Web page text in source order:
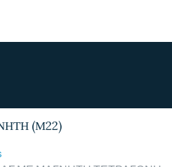
(Μ22)